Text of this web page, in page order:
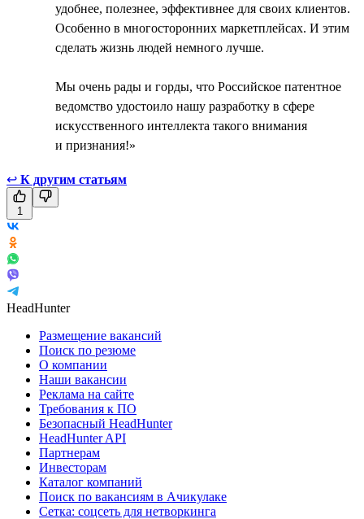
удобнее, полезнее, эффективнее для своих клиентов.
Особенно в многосторонних маркетплейсах. И этим
сделать жизнь людей немного лучше.
Мы очень рады и горды, что Российское патентное
ведомство удостоило нашу разработку в сфере
искусственного интеллекта такого внимания
и признания!»
↩ К другим статьям
1
HeadHunter
Размещение вакансий
Поиск по резюме
О компании
Наши вакансии
Реклама на сайте
Требования к ПО
Безопасный HeadHunter
HeadHunter API
Партнерам
Инвесторам
Каталог компаний
Поиск по вакансиям в Ачикулаке
Сетка: соцсеть для нетворкинга